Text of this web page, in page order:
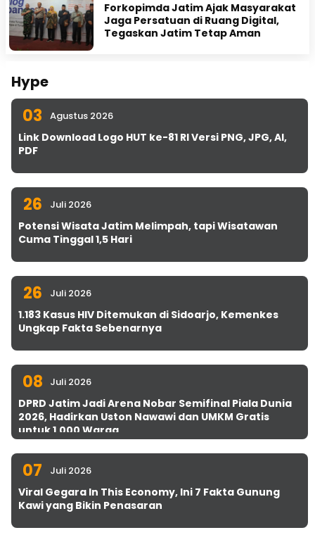
Forkopimda Jatim Ajak Masyarakat
Jaga Persatuan di Ruang Digital,
Tegaskan Jatim Tetap Aman
Hype
03 Agustus 2026
Link Download Logo HUT ke-81 RI Versi PNG, JPG, AI,
PDF
26 Juli 2026
Potensi Wisata Jatim Melimpah, tapi Wisatawan
Cuma Tinggal 1,5 Hari
26 Juli 2026
1.183 Kasus HIV Ditemukan di Sidoarjo, Kemenkes
Ungkap Fakta Sebenarnya
08 Juli 2026
DPRD Jatim Jadi Arena Nobar Semifinal Piala Dunia
2026, Hadirkan Uston Nawawi dan UMKM Gratis
untuk 1.000 Warga
07 Juli 2026
Viral Gegara In This Economy, Ini 7 Fakta Gunung
Kawi yang Bikin Penasaran